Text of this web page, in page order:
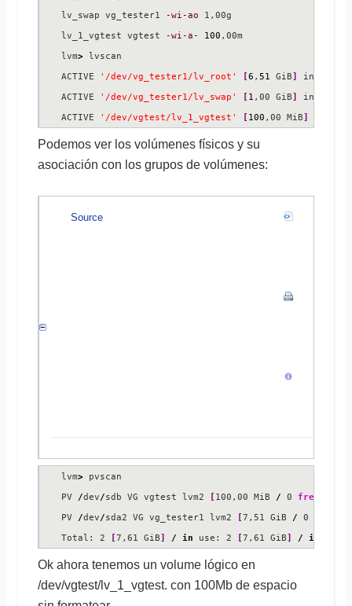
lv_swap vg_tester1 -wi-ao 1,00g
lv_1_vgtest vgtest -wi-a- 100 ,00m
lvm> lvscan
ACTIVE '/dev/vg_tester1/lv_root' [6 , 51 GiB] inherit
ACTIVE '/dev/vg_tester1/lv_swap' [ 1 ,00 GiB] inherit
ACTIVE '/dev/vgtest/lv_1_vgtest' [ 100 ,00 MiB]
Podemos ver los volúmenes físicos y su
asociación con los grupos de volúmenes:
Source
lvm> pvscan
PV /dev/sdb VG vgtest lvm2 [ 100,00 MiB / 0 free
PV /dev/sda2 VG vg_tester1 lvm2 [7,51 GiB / 0
Total: 2 [7,61 GiB] / in use: 2 [7,61 GiB] / in
Ok ahora tenemos un volume lógico en
/dev/vgtest/lv_1_vgtest. con 100Mb de espacio